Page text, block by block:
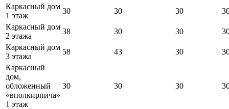
Каркасный дом
1 этаж
30 30 30
Каркасный дом
2 этажа
38 30 30
Каркасный дом
3 этажа
58 43 30
Каркасный
дом,
обложенный
«вполкирпича»
1 этаж
30 30 30